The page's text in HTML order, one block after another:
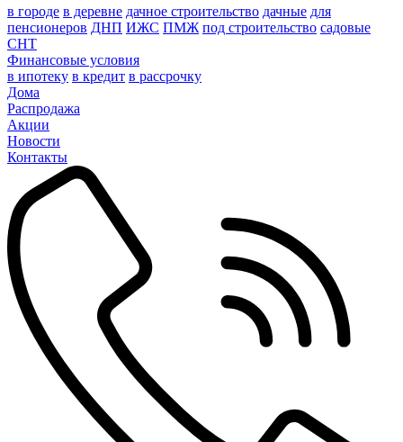
в городе в деревне дачное строительство дачные для
пенсионеров ДНП ИЖС ПМЖ под строительство садовые
СНТ
Финансовые условия
в ипотеку в кредит в рассрочку
Дома
Распродажа
Акции
Новости
Контакты